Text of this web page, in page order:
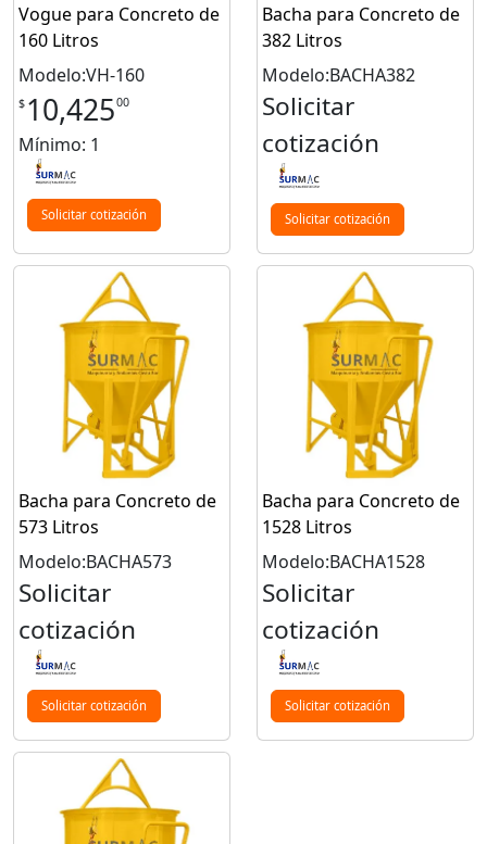
Vogue para Concreto de
160 Litros
Modelo:VH-160
$ 10,42500
Mínimo: 1
Solicitar cotización
Bacha para Concreto de
382 Litros
Modelo:BACHA382
Solicitar
cotización
Solicitar cotización
Bacha para Concreto de
573 Litros
Modelo:BACHA573
Solicitar
cotización
Solicitar cotización
Bacha para Concreto de
1528 Litros
Modelo:BACHA1528
Solicitar
cotización
Solicitar cotización